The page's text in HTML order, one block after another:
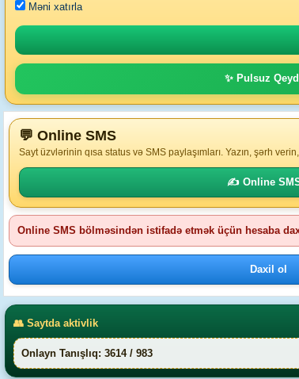
Məni xatırla
✨ Pulsuz
💬 Online SMS
Sayt üzvlərinin qısa status və SMS paylaşımları. Yazın, şərh
✍️ Online
Online SMS bölməsindən istifadə etmək üçün hesaba
Daxil ol
👥 Saytda aktivlik
Onlayn Tanışlıq: 3614 / 983